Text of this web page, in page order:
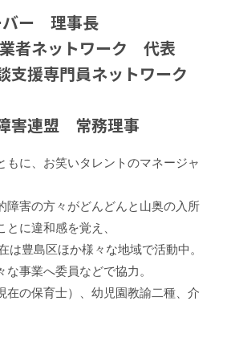
バー 理事長
者ネットワーク 代表
支援専門員ネットワーク
害連盟 常務理事
もに、お笑いタレントのマネージャ
障害の方々がどんどんと山奥の入所
に違和感を覚え、
は豊島区ほか様々な地域で活動中。
事業へ委員などで協力。
在の保育士）、幼児園教諭二種、介